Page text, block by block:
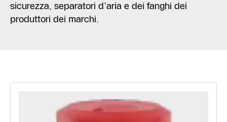
sicurezza, separatori d’aria e dei fanghi dei
produttori dei marchi.